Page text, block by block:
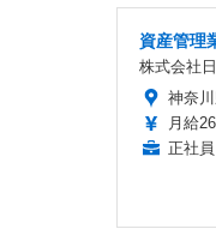
資産管理
株式会社
神奈
月給
正社員